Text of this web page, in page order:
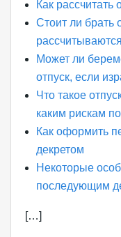
Как рассчитать
Стоит ли брать
Может ли
отпуск, если
Что такое
каким рискам
Как оформить
декретом
Некоторые
последующим
[…]